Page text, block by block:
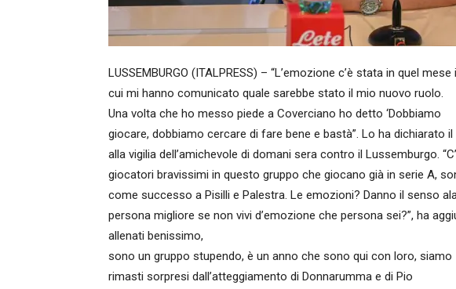
LUSSEMBURGO (ITALPRESS) – “L’emozione c’è stata in quel mese
cui mi hanno comunicato quale sarebbe stato il mio nuovo ruolo.
Una volta che ho messo piede a Coverciano ho detto ‘Dobbiamo
giocare, dobbiamo cercare di fare bene e bastà”. Lo ha dichiarato
alla vigilia dell’amichevole di domani sera contro il Lussemburgo.
giocatori bravissimi in questo gruppo che giocano già in serie A,
come successo a Pisilli e Palestra. Le emozioni? Danno il senso
persona migliore se non vivi d’emozione che persona sei?”, ha
allenati benissimo,
sono un gruppo stupendo, è un anno che sono qui con loro, siamo
rimasti sorpresi dall’atteggiamento di Donnarumma e di Pio